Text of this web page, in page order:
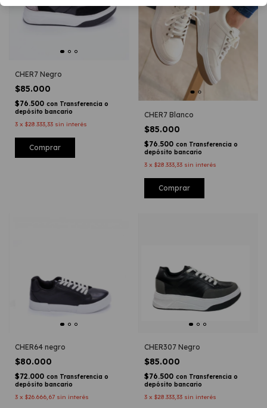
CHER7 Negro
$85.000
$76.500 con Transferencia o
depósito bancario
3 x $28.333,33 sin interés
Comprar
CHER7 Blanco
$85.000
$76.500 con Transferencia o
depósito bancario
3 x $28.333,33 sin interés
Comprar
CHER64 negro
$80.000
$72.000 con Transferencia o
depósito bancario
3 x $26.666,67 sin interés
CHER307 Negro
$85.000
$76.500 con Transferencia o
depósito bancario
3 x $28.333,33 sin interés